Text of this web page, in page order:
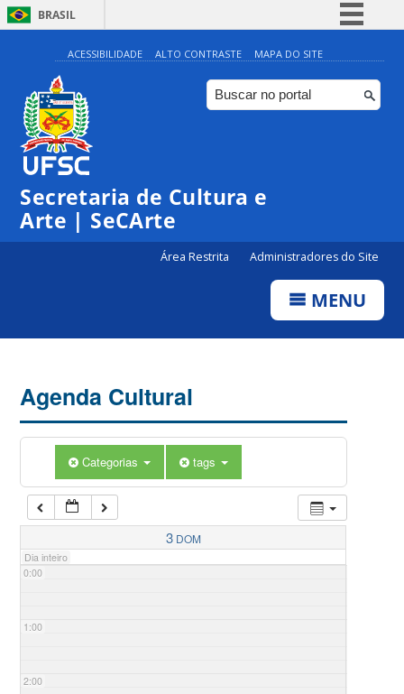
BRASIL
Simplifique!
Comunica BR
Participe
ACESSIBILIDADE ALTO CONTRASTE MAPA DO SITE
Secretaria de Cultura e
Arte | SeCArte
Área Restrita Administradores do Site
MENU
Agenda Cultural
Categorias tags
3 DOM
Dia inteiro
0:00
1:00
2:00